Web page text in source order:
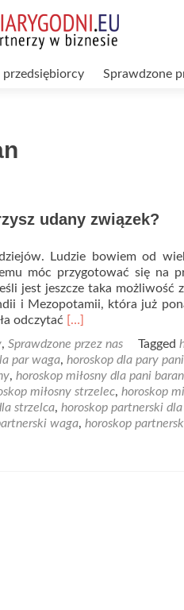
przedsiębiorcy Sprawdzone
udany związek?
Ludzie bowiem od
móc przygotować się na
jest jeszcze taka możliwość
i Mezopotamii, która już
odczytać Read
about
Z
jakim
znakiem
zodiaku
stworzysz
[…]
, Sprawdzone przez nas Tagged
par waga, horoskop dla pary
, horoskop miłosny dla pani baran
miłosny strzelec, horoskop
strzelca, horoskop partnerski
waga, horoskop